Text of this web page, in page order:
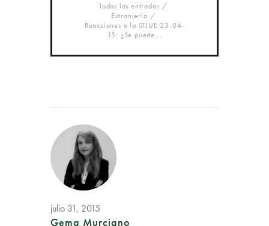
Todas las entradas
Extranjería
Reacciones a la STJUE 23-04-
15: ¿Se puede...
julio 31, 2015
Gema Murciano